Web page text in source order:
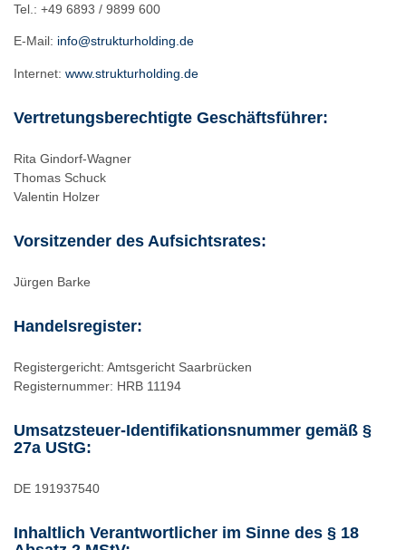
Tel.: +49 6893 / 9899 600
E-Mail: info@strukturholding.de
Internet: www.strukturholding.de
Vertretungsberechtigte Geschäftsführer:
Rita Gindorf-Wagner
Thomas Schuck
Valentin Holzer
Vorsitzender des Aufsichtsrates:
Jürgen Barke
Handelsregister:
Registergericht: Amtsgericht Saarbrücken
Registernummer: HRB 11194
Umsatzsteuer-Identifikationsnummer gemäß §
27a UStG:
DE 191937540
Inhaltlich Verantwortlicher im Sinne des § 18